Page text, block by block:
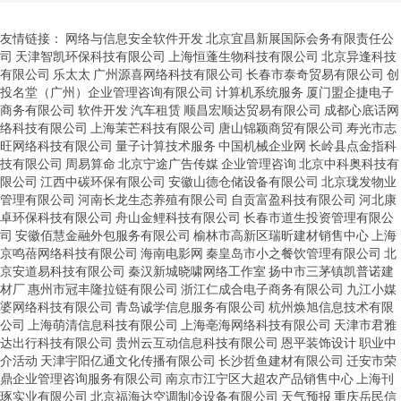
友情链接： 网络与信息安全软件开发北京宜昌新展国际会务有限责任公
司 天津智凯环保科技有限公司 上海恒蓬生物科技有限公司 北京异逢科技
有限公司 乐太太 广州源喜网络科技有限公司 长春市泰奇贸易有限公司 创
投名堂（广州）企业管理咨询有限公司 计算机系统服务 厦门盟企捷电子
商务有限公司 软件开发汽车租赁 顺昌宏顺达贸易有限公司 成都心底话网
络科技有限公司
上海茉芒科技有限公司 唐山锦颖商贸有限公司 寿光市志
旺网络科技有限公司 量子计算技术服务 中国机械企业网 长岭县点金指科
技有限公司 周易算命 北京宁途广告传媒企业管理咨询 北京中科奥科技有
限公司 江西中碳环保有限公司 安徽山德仓储设备有限公司 北京珑发物业
管理有限公司 河南长龙生态养殖有限公司 自贡富盈科技有限公司 河北康
卓环保科技有限公司 舟山金鲤科技有限公司 长春市道生投资管理有限公
司 安徽佰慧金融外包服务有限公司 榆林市高新区瑞昕建材销售中心 上海
京鸣蓓网络科技有限公司 海南电影网 秦皇岛市小之餐饮管理有限公司 北
京安道易科技有限公司 秦汉新城晓啸网络工作室 扬中市三茅镇凯普诺建
材厂惠州市冠丰隆拉链有限公司 浙江仁成合电子商务有限公司 九江小媒
婆网络科技有限公司 青岛诚学信息服务有限公司 杭州焕旭信息技术有限
公司
上海萌清信息科技有限公司 上海亳海网络科技有限公司 天津市君雅
达出行科技有限公司 贵州云互动信息科技有限公司 恩平装饰设计职业中
介活动 天津宇阳亿通文化传播有限公司 长沙哲鱼建材有限公司 迁安市荣
鼎企业管理咨询服务有限公司 南京市江宁区大超农产品销售中心 上海刊
琢实业有限公司 北京福海达空调制冷设备有限公司 天气预报 重庆岳民信